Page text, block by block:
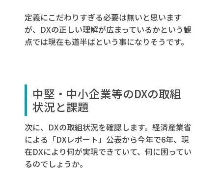
定義にこだわりすぎる必要は無いと思います
が、DXの正しい理解が広まっているかという観
点では現在も道半ばという事になりそうです。
中堅・中小企業等のDXの取組
状況と課題
次に、DXの取組状況を確認します。経済産業省
による「DXレポート」公表から今年で6年、現
在DXにより何が実現できていて、何に困ってい
るのでしょうか。